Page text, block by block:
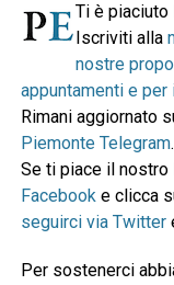
Ti è piaciuto
Iscriviti alla
nostre
appuntamenti e
Rimani aggiornato
Piemonte Telegram.
Se ti piace il nostro
Facebooke clicca
seguirci via Twitter
Per sostenerci